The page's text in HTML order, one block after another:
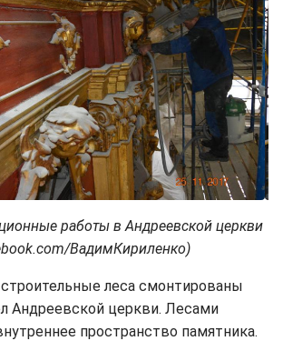
работы в Андреевской церкви
ВадимКириленко)
строительные леса смонтированы
Андреевской церкви. Лесами
пространство памятника.